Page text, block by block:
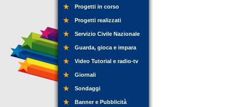
Progetti in corso
Progetti realizzati
Servizio Civile Nazionale
Guarda, gioca e impara
Video Tutorial e radio-tv
Giornali
Sondaggi
Banner e Pubblicità